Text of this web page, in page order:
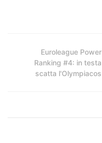
Euroleague Power
Ranking #4: in testa
scatta l'Olympiacos